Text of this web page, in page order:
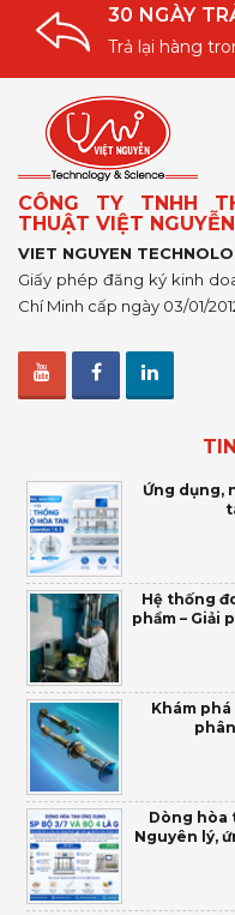
30 NGÀY
Trả lại hàng
CÔNG TY TNHH
THUẬT VIỆT NGUYỄN
VIET NGUYEN
Giấy phép đăng ký kinh
Chí Minh cấp ngày 03/01/
Ứng dụng,
Hệ thống
phẩm – Giải
Khám
Dòng hòa
Nguyên lý,